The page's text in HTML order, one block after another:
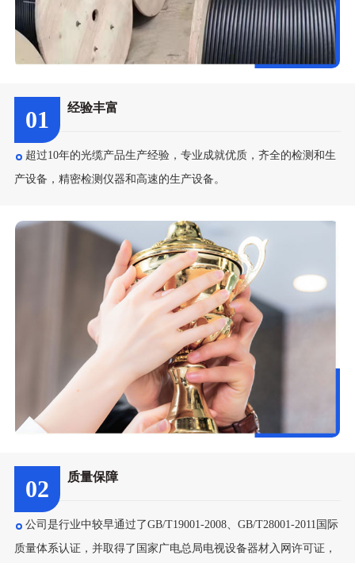
01 经验丰富
超过10年的光缆产品生产经验，专业成就优质，齐全的检测和生
产设备，精密检测仪器和高速的生产设备。
02 质量保障
公司是行业中较早通过了GB/T19001-2008、GB/T28001-2011国际
质量体系认证，并取得了国家广电总局电视设备器材入网许可证，